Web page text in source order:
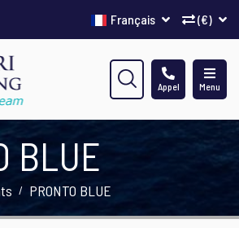
(€)
Français
Menu
Appel
BLUE
PRONTO BLUE